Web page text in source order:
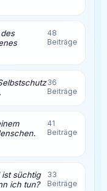
48
Beiträge
36
Beiträge
41
Beiträge
ist süchtig
ich tun?
33
Beiträge